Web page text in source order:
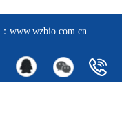
www.wzbio.com.cn